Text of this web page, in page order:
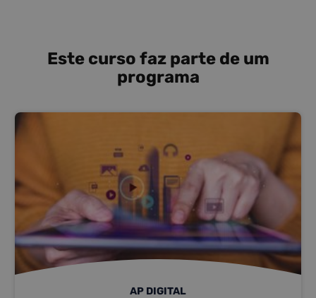
Este curso faz parte de um
programa
AP DIGITAL